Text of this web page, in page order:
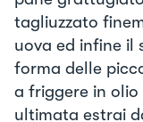
tagliuzzato
uova ed infine il
forma delle
a friggere in
ultimata estrai